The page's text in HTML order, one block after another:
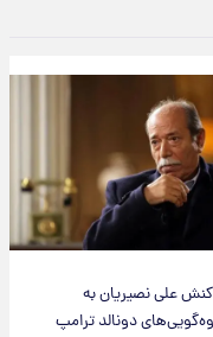
علی نصیریان به
دونالد ترامپ